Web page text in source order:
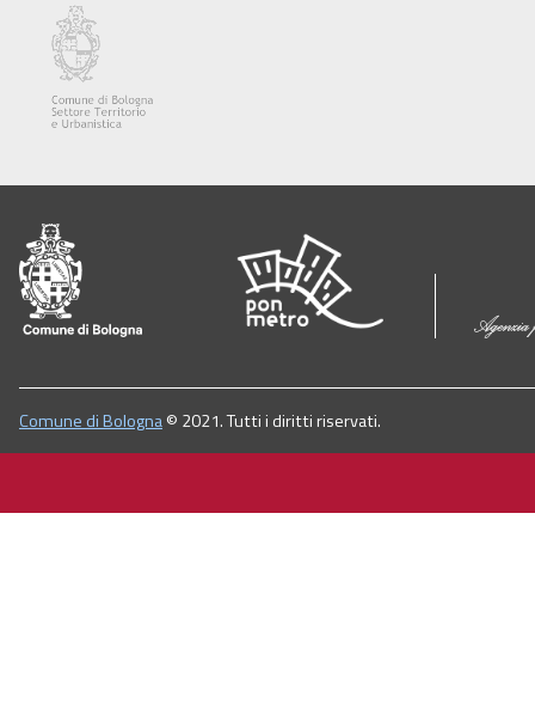
Comune di Bologna© 2021. Tutti i diritti riservati.